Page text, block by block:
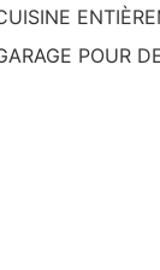
POUR